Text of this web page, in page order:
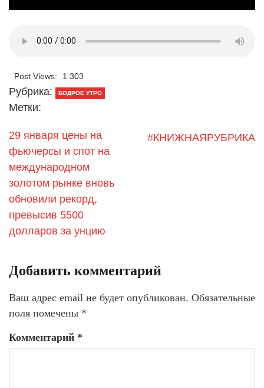
Post Views: 1 303
Рубрика: БОДРОЕ УТРО
Метки:
29 января цены на
фьючерсы и спот на
международном
золотом рынке вновь
обновили рекорд,
превысив 5500
долларов за унцию
#КНИЖНАЯРУБРИКА
Добавить комментарий
Ваш адрес email не будет опубликован. Обязательные
поля помечены *
Комментарий *